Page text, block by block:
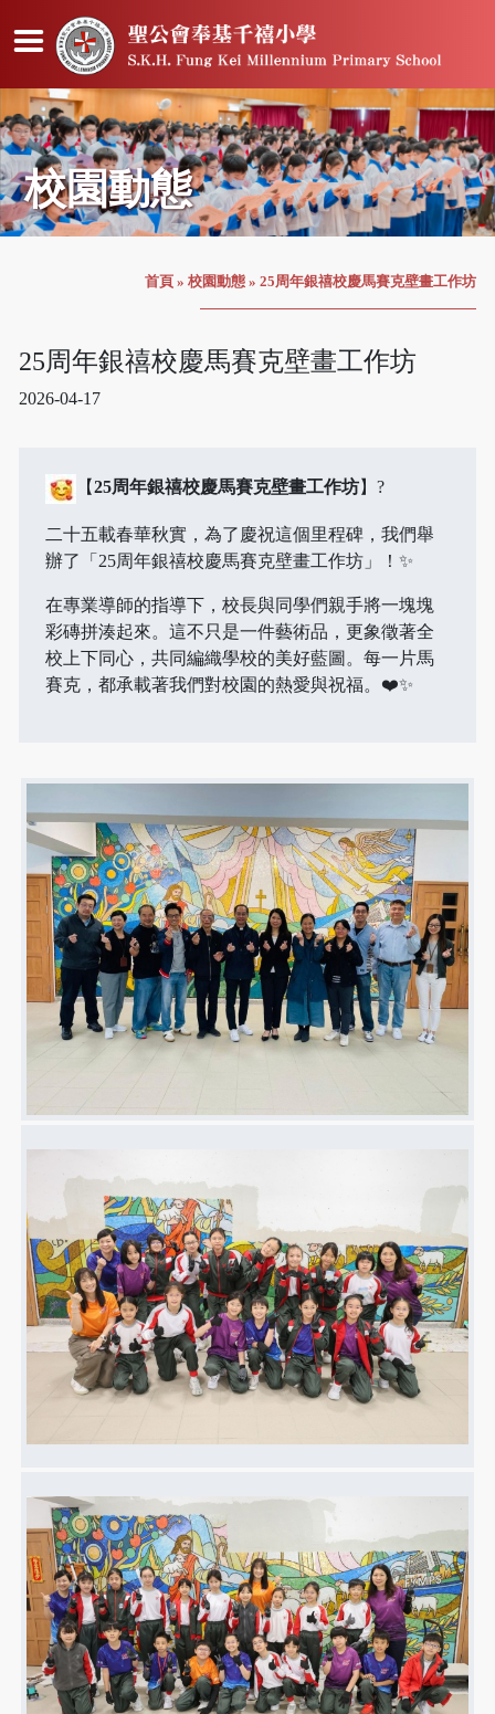
校園動態
首頁 » 校園動態 » 25周年銀禧校慶馬賽克壁畫工作坊
25周年銀禧校慶馬賽克壁畫工作坊
2026-04-17
【25周年銀禧校慶馬賽克壁畫工作坊】?
二十五載春華秋實，為了慶祝這個里程碑，我們舉
辦了「25周年銀禧校慶馬賽克壁畫工作坊」！✨
在專業導師的指導下，校長與同學們親手將一塊塊
彩磚拼湊起來。這不只是一件藝術品，更象徵著全
校上下同心，共同編織學校的美好藍圖。每一片馬
賽克，都承載著我們對校園的熱愛與祝福。❤️✨